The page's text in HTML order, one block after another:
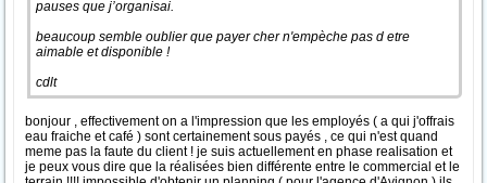
pauses que j’organisai.
beaucoup semble oublier que payer cher n'empèche pas d etre
aimable et disponible !
cdlt
bonjour , effectivement on a l'impression que les employés ( a qui j'offrais
eau fraiche et café ) sont certainement sous payés , ce qui n'est quand
meme pas la faute du client ! je suis actuellement en phase realisation et
je peux vous dire que la réalisées bien différente entre le commercial et le